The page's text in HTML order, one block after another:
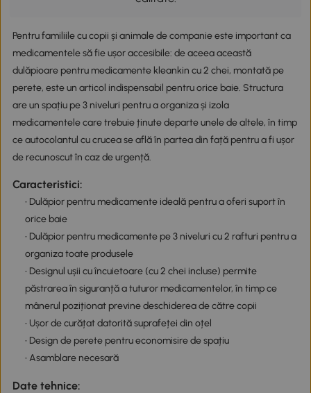
Pentru familiile cu copii și animale de companie este important ca
medicamentele să fie ușor accesibile: de aceea această
dulăpioare pentru medicamente kleankin cu 2 chei, montată pe
perete, este un articol indispensabil pentru orice baie. Structura
are un spațiu pe 3 niveluri pentru a organiza și izola
medicamentele care trebuie ținute departe unele de altele, în timp
ce autocolantul cu crucea se află în partea din față pentru a fi ușor
de recunoscut în caz de urgență.
Caracteristici:
• Dulăpior pentru medicamente ideală pentru a oferi suport în
orice baie
• Dulăpior pentru medicamente pe 3 niveluri cu 2 rafturi pentru a
organiza toate produsele
• Designul ușii cu încuietoare (cu 2 chei incluse) permite
păstrarea în siguranță a tuturor medicamentelor, în timp ce
mânerul poziționat previne deschiderea de către copii
• Ușor de curățat datorită suprafeței din oțel
• Design de perete pentru economisire de spațiu
• Asamblare necesară
Date tehnice: